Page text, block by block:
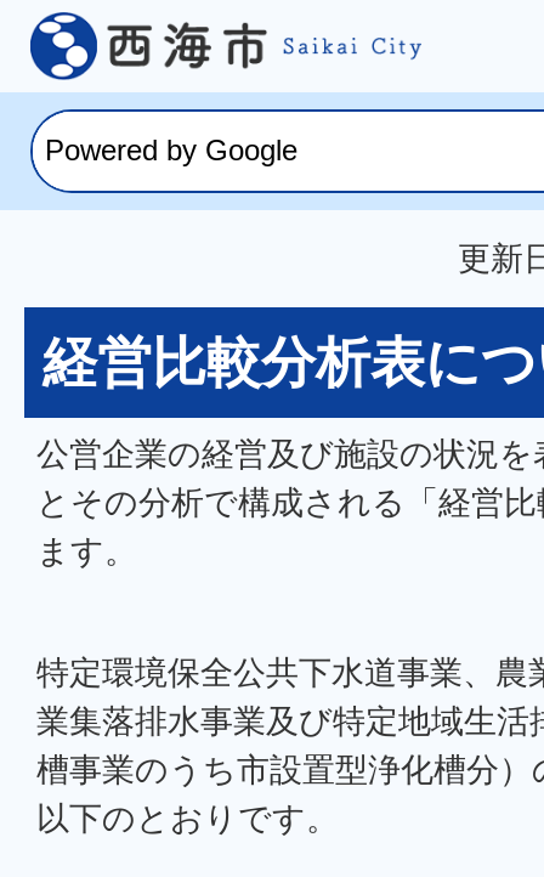
更新
経営比較分析表に
公営企業の経営及び施設の状況
とその分析で構成される「経営
ます。
特定環境保全公共下水道事業、農
業集落排水事業及び特定地域生活
槽事業のうち市設置型浄化槽分
以下のとおりです。